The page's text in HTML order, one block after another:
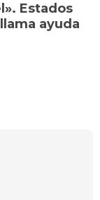
Estados
ayuda